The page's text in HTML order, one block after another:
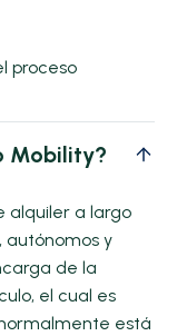
proceso
Mobility?
alquiler a largo
autónomos y
de la
el cual es
está